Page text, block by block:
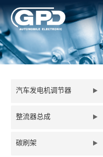
汽车发电机调节器
整流器总成
碳刷架